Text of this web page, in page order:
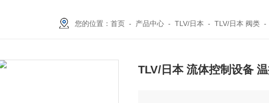
您的位置：首页 - 产品中心 -TLV/日本 -TLV/日本 阀类
TLV/日本 流体控制设备